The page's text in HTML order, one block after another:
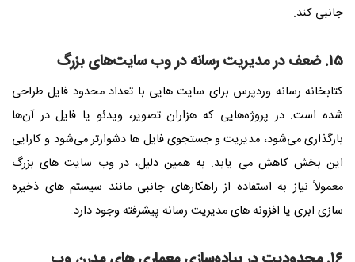
جانبی کند.
۱۵. ضعف در مدیریت رسانه در وب‌ سایت‌های بزرگ
کتابخانه رسانه وردپرس برای سایت‌ هایی با تعداد محدود فایل طراحی
شده است. در پروژه‌هایی که هزاران تصویر، ویدئو یا فایل در آن‌ها
بارگذاری می‌شود، مدیریت و جستجوی فایل‌ ها دشوارتر می‌شود و کارایی
این بخش کاهش می‌ یابد. به همین دلیل، در وب‌ سایت‌ های بزرگ
معمولاً نیاز به استفاده از راهکارهای جانبی مانند سیستم‌ های ذخیره‌
سازی ابری یا افزونه‌ های مدیریت رسانه پیشرفته وجود دارد.